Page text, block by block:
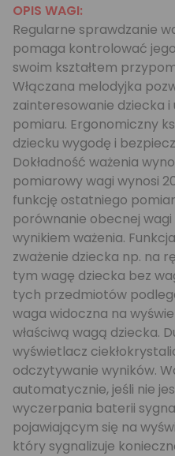
OPIS WAGI:
Regularne sprawdzanie
pomaga kontrolować
swoim kształtem
Włączana melodyjka
zainteresowanie dziecka i
pomiaru. Ergonomiczny
dziecku wygodę i
Dokładność ważenia
pomiarowy wagi wynosi
funkcję ostatniego
porównanie obecnej
wynikiem ważenia.
zważenie dziecka np. na
tym wagę dziecka bez
tych przedmiotów
waga widoczna na
właściwą wagą dziecka.
wyświetlacz
odczytywanie wyników.
automatycznie, jeśli nie
wyczerpania baterii
pojawiającym się na
który sygnalizuje